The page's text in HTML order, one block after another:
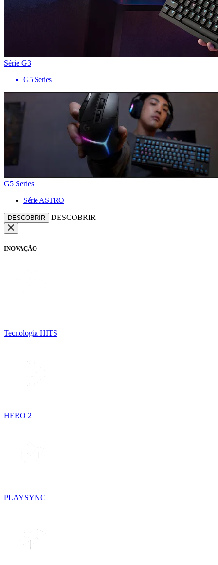
Série G3
G5 Series
G5 Series
Série ASTRO
DESCOBRIR DESCOBRIR
INOVAÇÃO
Tecnologia HITS
HERO 2
PLAYSYNC